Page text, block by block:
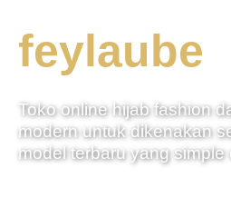
feylaube
Toko online hijab fashion
modern untuk dikenakan
model terbaru yang simple